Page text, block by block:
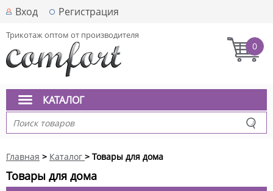
Вход Регистрация
Трикотаж оптом от производителя
0
КАТАЛОГ
Главная > Каталог > Товары для дома
Товары для дома